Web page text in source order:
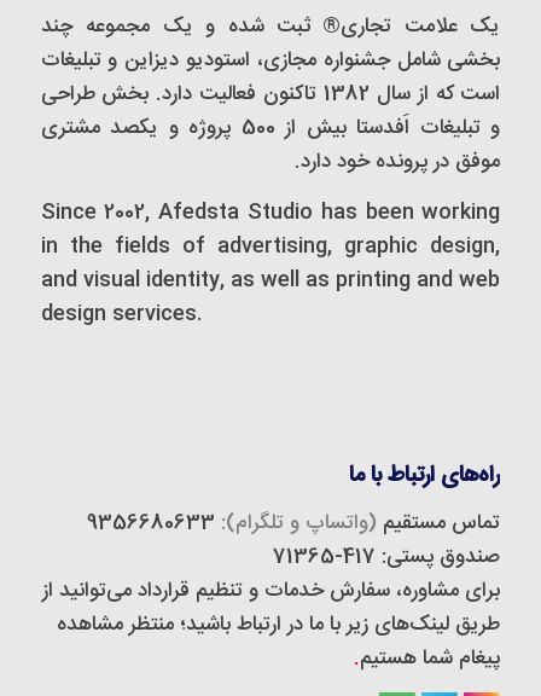
یک علامت تجاری® ثبت شده و یک مجموعه‌ چند
بخشی شامل جشنواره مجازی، استودیو دیزاین و تبلیغات
است که از سال 1382 تاکنون فعالیت دارد. بخش طراحی
و تبلیغات اَفدستا بیش از 500 پروژه و یکصد مشتری
موفق در پرونده خود دارد.
Since 2002, Afedsta Studio has been working
in the fields of advertising, graphic design,
and visual identity, as well as printing and web
design services.
راه‌های ارتباط با ما
تماس مستقیم (واتساپ و تلگرام):
صندوق پستی: 417-71365
برای مشاوره، سفارش خدمات و تنظیم قرارداد می‌توانید از
طریق لینک‌های زیر با ما در ارتباط باشید؛ منتظر مشاهده
پیغام شما هستیم.